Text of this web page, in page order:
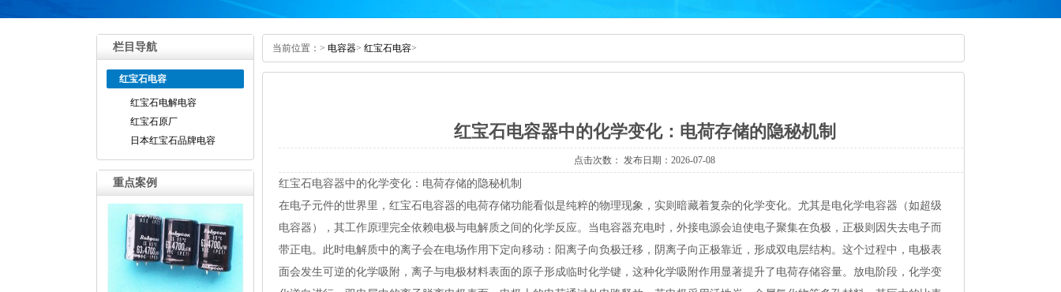
栏目导航
红宝石电容
红宝石电解电容
红宝石原厂
日本红宝石品牌电容
重点案例
当前位置： > 电容器> 红宝石电容>
红宝石电容器中的化学变化：电荷存储的隐秘机制
点击次数： 发布日期：2026-07-08
红宝石电容器中的化学变化：电荷存储的隐秘机制
在电子元件的世界里，红宝石电容器的电荷存储功能看似是纯粹的物理现象，实则暗藏着复杂的化学变化。尤其是电化学电容器（如超级
电容器），其工作原理完全依赖电极与电解质之间的化学反应。当电容器充电时，外接电源会迫使电子聚集在负极，正极则因失去电子而
带正电。此时电解质中的离子会在电场作用下定向移动：阳离子向负极迁移，阴离子向正极靠近，形成双电层结构。这个过程中，电极表
面会发生可逆的化学吸附，离子与电极材料表面的原子形成临时化学键，这种化学吸附作用显著提升了电荷存储容量。放电阶段，化学变